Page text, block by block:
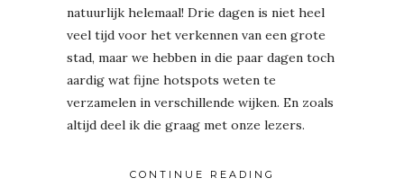
natuurlijk helemaal! Drie dagen is niet heel
veel tijd voor het verkennen van een grote
stad, maar we hebben in die paar dagen toch
aardig wat fijne hotspots weten te
verzamelen in verschillende wijken. En zoals
altijd deel ik die graag met onze lezers.
CONTINUE READING